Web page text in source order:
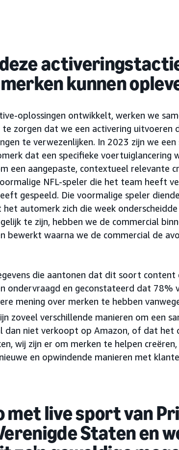
kunnen
oplossingen ontwikkelt, werken we
zorgen dat we een activering uitvoeren
te verwezenlijken. In 2023 zijn we een
dat een specifieke voertuiglancering
een aangepaste, contextueel relevante
NFL-speler die het team heeft
gespeeld. Die voormalige speler
automerk zich die week onderscheidde
te zijn, hebben we de commercial
bewerkt waarna we de commercial de
die aantonen dat dit soort content
ondervraagd en geconstateerd dat 78%
mening over merken te hebben
zoveel verschillende manieren om een
dan niet verkoopt op Amazon, of dat het
wij zijn er om merken te helpen
en opwindende manieren met
live sport van
Staten en